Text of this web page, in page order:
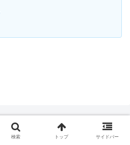
検索 トップ サイドバー